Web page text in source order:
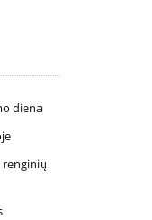
diena
renginių